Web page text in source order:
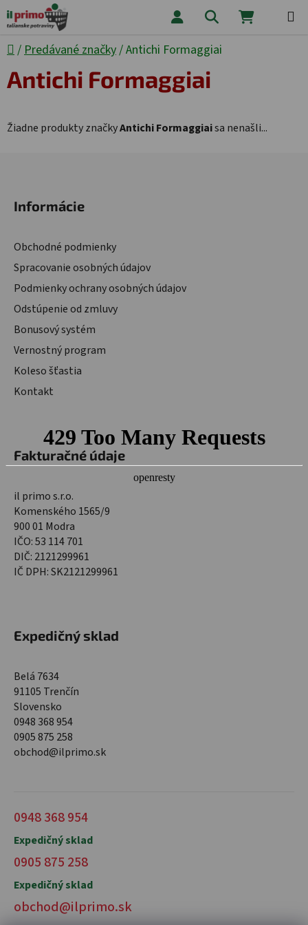
Prejsť na obsah Hľadať
Domov
/ Predávané značky/Antichi Formaggiai
Antichi Formaggiai
Žiadne produkty značkyAntichi Formaggiaisa nenašli...
Informácie
Obchodné podmienky
Spracovanie osobných údajov
Podmienky ochrany osobných údajov
Odstúpenie od zmluvy
Bonusový systém
Vernostný program
Koleso šťastia
Kontakt
Fakturačné údaje
il primo s.r.o.
Komenského 1565/9
900 01 Modra
IČO: 53 114 701
DIČ: 2121299961
IČ DPH: SK2121299961
Expedičný sklad
Belá 7634
91105 Trenčín
Slovensko
0948 368 954
0905 875 258
obchod@ilprimo.sk
0948 368 954
Expedičný sklad
0905 875 258
Expedičný sklad
obchod@ilprimo.sk